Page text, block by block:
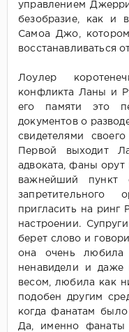
управлением
безобразие, как и
Самоа Джо,
восстанавливаться
Лоулер
конфликта Ланы и
его памяти это
документов о
свидетелями
Первой выходит
адвоката, фаны орут
важнейший пункт
пригласить на ринг
настроении.
берет слово и
она очень любила
ненавидели и даже
весом, любила как
подобен другим
когда фанатам
Да, именно